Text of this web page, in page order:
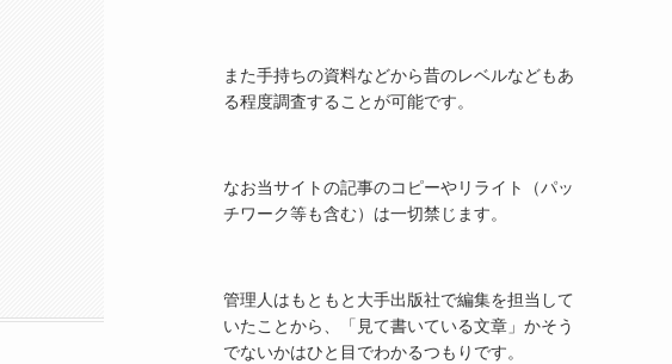
また手持ちの資料などから昔のレベルなどもあ
る程度調査することが可能です。
なお当サイトの記事のコピーやリライト（パッ
チワーク等も含む）は一切禁じます。
管理人はもともと大手出版社で編集を担当して
いたことから、「見て書いている文章」かそう
でないかはひと目でわかるつもりです。